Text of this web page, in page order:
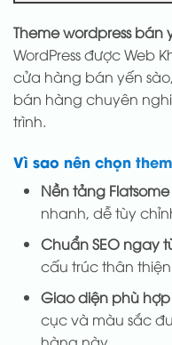
Theme wordpress bán
WordPress được Web
cửa hàng bán yến
bán hàng chuyên
trình.
Vì sao nên chọn
Nền tảng
nhanh, dễ tùy
Chuẩn SEO ngay
cấu trúc thân
Giao diện phù
cục và màu sắc
hàng này.